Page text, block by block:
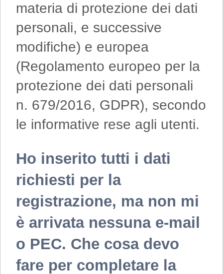
materia di protezione dei dati
personali, e successive
modifiche) e europea
(Regolamento europeo per la
protezione dei dati personali
n. 679/2016, GDPR), secondo
le informative rese agli utenti.
Ho inserito tutti i dati
richiesti per la
registrazione, ma non mi
è arrivata nessuna e-mail
o PEC. Che cosa devo
fare per completare la